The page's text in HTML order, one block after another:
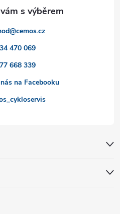
@cemos.cz
470 069
668 339
na Facebooku